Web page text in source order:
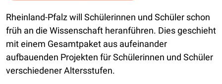
Die Auswahl navigiert direkt zur gewählten Seite.
Rheinland-Pfalz will Schülerinnen und Schüler schon
früh an die Wissenschaft heranführen. Dies geschieht
mit einem Gesamtpaket aus aufeinander
aufbauenden Projekten für Schülerinnen und Schüler
verschiedener Altersstufen.